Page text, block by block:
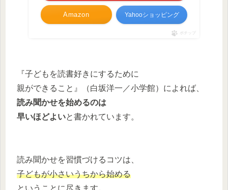
Amazon Yahooショッピング
ポチップ
『子どもを読書好きにするために
親ができること』（白坂洋一／小学館）によれば、
読み聞かせを始めるのは
早いほどよいと書かれています。
読み聞かせを習慣づけるコツは、
子どもが小さいうちから始める
ということに尽きます。